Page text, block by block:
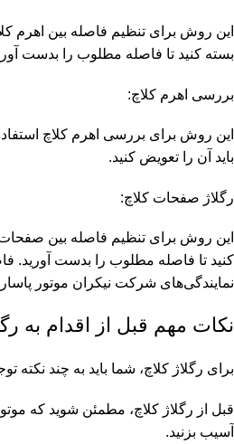
این روش برای تنظیم فاصله بین اهرم
بسته کنید تا فاصله مطلوب را بدست آورید.
بررسی اهرم کلاچ:
این روش برای بررسی اهرم کلاچ
باید آن را تعویض کنید.
رگلاژ صفحات کلاچ:
این روش برای تنظیم فاصله بین صفحات
نمایندگی‌های شرکت نیکران موتور
نکات مهم قبل از اقدام به
برای رگلاژ کلاچ، شما باید به چند نکته
قبل از رگلاژ کلاچ، مطمئن شوید که
آسیب بزنید.